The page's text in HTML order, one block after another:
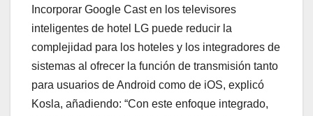
Incorporar Google Cast en los televisores
inteligentes de hotel LG puede reducir la
complejidad para los hoteles y los integradores de
sistemas al ofrecer la función de transmisión tanto
para usuarios de Android como de iOS, explicó
Kosla, añadiendo: “Con este enfoque integrado,